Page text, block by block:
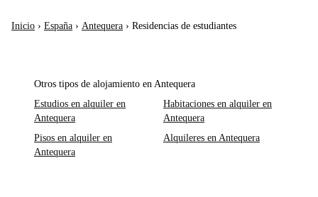
Inicio › España › Antequera › Residencias de estudiantes
Otros tipos de alojamiento en Antequera
Estudios en alquiler en
Antequera
Habitaciones en alquiler en
Antequera
Pisos en alquiler en
Antequera
Alquileres en Antequera